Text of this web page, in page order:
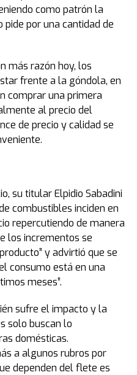
como patrón la
pide por una cantidad de
más razón hoy, los
frente a la góndola, en
comprar una primera
al precio del
de precio y calidad se
su titular Elpidio Sabadini
combustibles inciden en
repercutiendo de manera
los incrementos se
y advirtió que se
consumo está en una
meses”.
sufre el impacto y la
solo buscan lo
domésticas.
a algunos rubros por
dependen del flete es